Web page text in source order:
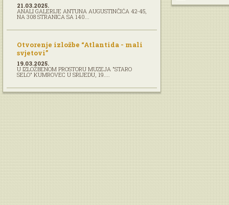
21.03.2025.
ANALI GALERIJE ANTUNA AUGUSTINČIĆA 42-45,
NA 308 STRANICA SA 140...
Otvorenje izložbe “Atlantida - mali
svjetovi”
19.03.2025.
U IZLOŽBENOM PROSTORU MUZEJA "STARO
SELO" KUMROVEC U SRIJEDU, 19....